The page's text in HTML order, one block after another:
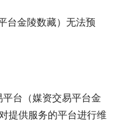
台金陵数藏）无法预
台（媒资交易平台金
提供服务的平台进行维